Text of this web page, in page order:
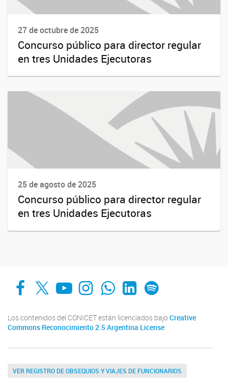
27 de octubre de 2025
Concurso público para director regular
en tres Unidades Ejecutoras
25 de agosto de 2025
Concurso público para director regular
en tres Unidades Ejecutoras
Facebook
X YouTube
Instagram
Whats AppLinkedIn
Spotify
Los contenidos del CONICET están licenciados bajo Creative
Commons Reconocimiento 2.5 Argentina License
VER REGISTRO DE OBSEQUIOS Y VIAJES DE FUNCIONARIOS